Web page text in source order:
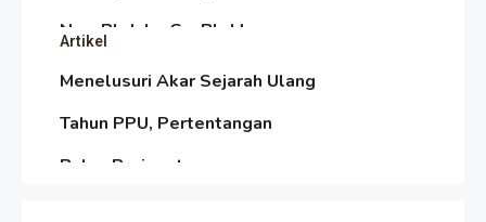
Non-Blok ke Go-Blok!
Artikel
Menelusuri Akar Sejarah Ulang
Tahun PPU, Pertentangan
Bulan Peringatan vs